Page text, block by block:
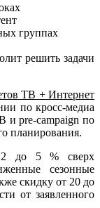
группах
решить задачи
ТВ + Интернет
по кросс-медиа
и pre-campaign по
планирования.
2 до 5 % сверх
сезонные
скидку от 20 до
от заявленного